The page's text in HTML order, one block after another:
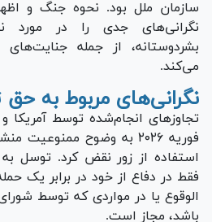
سازمان ملل بود. نحوه جنگ و
نگرانی‌های جدی را در مورد
بشردوستانه، از جمله
می‌کند.
نگرانی‌های مربوط به حق
فوریه ۲۰۲۶ به وضوح
استفاده از زور نقض کرد. توسل
فقط در دفاع از خود در برابر یک
الوقوع یا در مواردی که توسط
باشد، مجاز است.